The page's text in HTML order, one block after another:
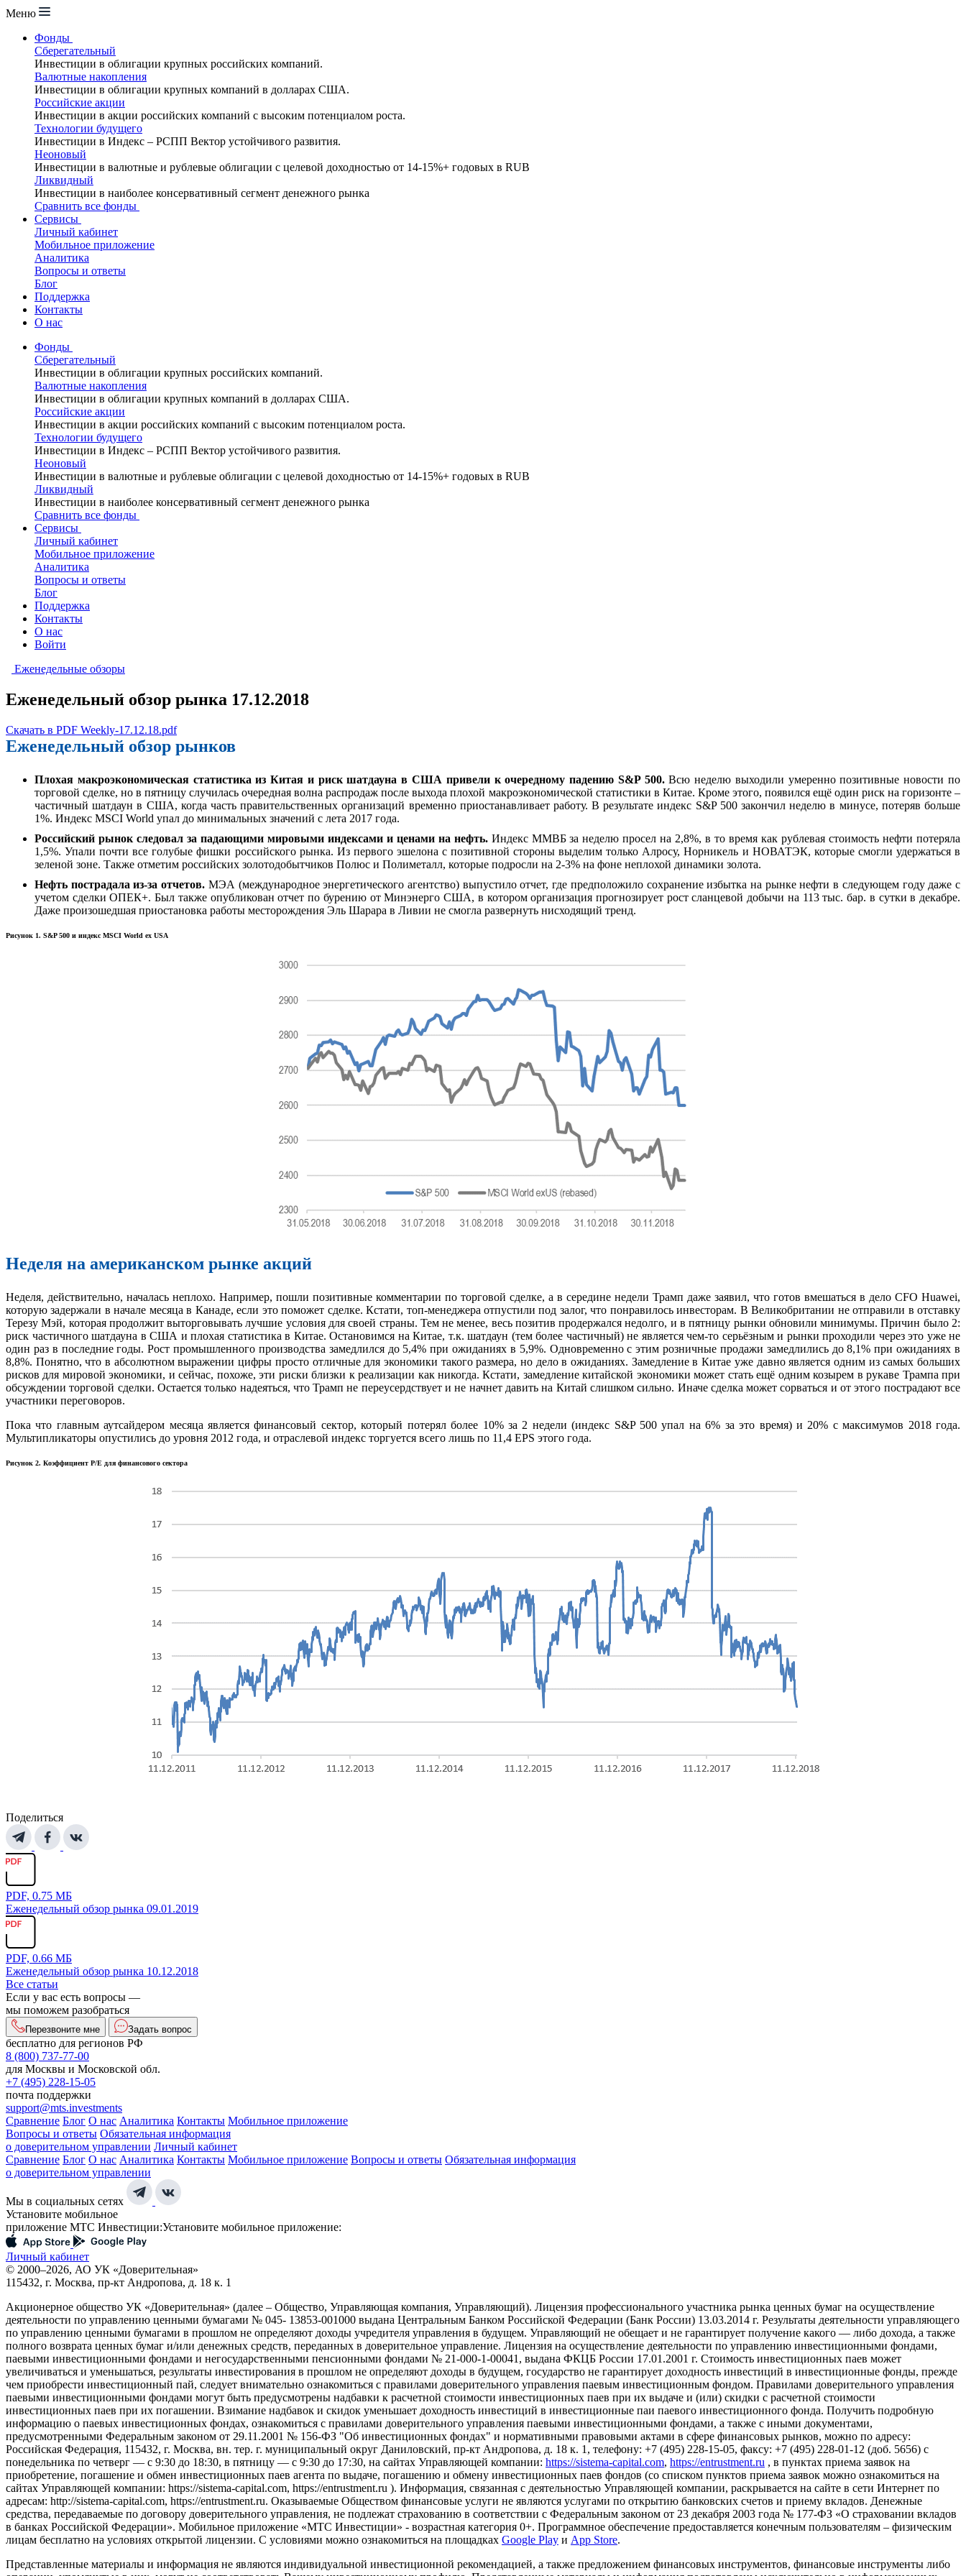
Меню
Фонды
Сберегательный
Инвестиции в облигации крупных российских компаний.
Валютные накопления
Инвестиции в облигации крупных компаний в долларах США.
Российские акции
Инвестиции в акции российских компаний с высоким потенциалом роста.
Технологии будущего
Инвестиции в Индекс – РСПП Вектор устойчивого развития.
Неоновый
Инвестиции в валютные и рублевые облигации с целевой доходностью от 14-15%+ годовых в RUB
Ликвидный
Инвестиции в наиболее консервативный сегмент денежного рынка
Сравнить все фонды
Сервисы
Личный кабинет
Мобильное приложение
Аналитика
Вопросы и ответы
Блог
Поддержка
Контакты
О нас
Фонды
Сберегательный
Инвестиции в облигации крупных российских компаний.
Валютные накопления
Инвестиции в облигации крупных компаний в долларах США.
Российские акции
Инвестиции в акции российских компаний с высоким потенциалом роста.
Технологии будущего
Инвестиции в Индекс – РСПП Вектор устойчивого развития.
Неоновый
Инвестиции в валютные и рублевые облигации с целевой доходностью от 14-15%+ годовых в RUB
Ликвидный
Инвестиции в наиболее консервативный сегмент денежного рынка
Сравнить все фонды
Сервисы
Личный кабинет
Мобильное приложение
Аналитика
Вопросы и ответы
Блог
Поддержка
Контакты
О нас
Войти
Еженедельные обзоры
Еженедельный обзор рынка 17.12.2018
Скачать в PDF Weekly-17.12.18.pdf
Еженедельный обзор рынков
Плохая макроэкономическая статистика из Китая и риск шатдауна в США привели к очередному падению S&P 500.Всю неделю выходили умеренно позитивные новости по
торговой сделке, но в пятницу случилась очередная волна распродаж после выхода плохой макроэкономической статистики в Китае. Кроме этого, появился ещё один риск на горизонте –
частичный шатдаун в США, когда часть правительственных организаций временно приостанавливает работу. В результате индекс S&P 500 закончил неделю в минусе, потеряв больше
1%. Индекс MSCI World упал до минимальных значений с лета 2017 года.
Российский рынок следовал за падающими мировыми индексами и ценами на нефть. Индекс ММВБ за неделю просел на 2,8%, в то время как рублевая стоимость нефти потеряла
1,5%. Упали почти все голубые фишки российского рынка. Из первого эшелона с позитивной стороны выделим только Алросу, Норникель и НОВАТЭК, которые смогли удержаться в
зеленой зоне. Также отметим российских золотодобытчиков Полюс и Полиметалл, которые подросли на 2-3% на фоне неплохой динамики золота.
Нефть пострадала из-за отчетов. МЭА (международное энергетического агентство) выпустило отчет, где предположило сохранение избытка на рынке нефти в следующем году даже с
учетом сделки ОПЕК+. Был также опубликован отчет по бурению от Минэнерго США, в котором организация прогнозирует рост сланцевой добычи на 113 тыс. бар. в сутки в декабре.
Даже произошедшая приостановка работы месторождения Эль Шарара в Ливии не смогла развернуть нисходящий тренд.
Рисунок 1. S&P 500 и индекс MSCI World ex USA
Неделя на американском рынке акций
Неделя, действительно, началась неплохо. Например, пошли позитивные комментарии по торговой сделке, а в середине недели Трамп даже заявил, что готов вмешаться в дело CFO Huawei,
которую задержали в начале месяца в Канаде, если это поможет сделке. Кстати, топ-менеджера отпустили под залог, что понравилось инвесторам. В Великобритании не отправили в отставку
Терезу Мэй, которая продолжит выторговывать лучшие условия для своей страны. Тем не менее, весь позитив продержался недолго, и в пятницу рынки обновили минимумы. Причин было 2:
риск частичного шатдауна в США и плохая статистика в Китае. Остановимся на Китае, т.к. шатдаун (тем более частичный) не является чем-то серьёзным и рынки проходили через это уже не
один раз в последние годы. Рост промышленного производства замедлился до 5,4% при ожиданиях в 5,9%. Одновременно с этим розничные продажи замедлились до 8,1% при ожиданиях в
8,8%. Понятно, что в абсолютном выражении цифры просто отличные для экономики такого размера, но дело в ожиданиях. Замедление в Китае уже давно является одним из самых больших
рисков для мировой экономики, и сейчас, похоже, эти риски близки к реализации как никогда. Кстати, замедление китайской экономики может стать ещё одним козырем в рукаве Трампа при
обсуждении торговой сделки. Остается только надеяться, что Трамп не переусердствует и не начнет давить на Китай слишком сильно. Иначе сделка может сорваться и от этого пострадают все
участники переговоров.
Пока что главным аутсайдером месяца является финансовый сектор, который потерял более 10% за 2 недели (индекс S&P 500 упал на 6% за это время) и 20% с максимумов 2018 года.
Мультипликаторы опустились до уровня 2012 года, и отраслевой индекс торгуется всего лишь по 11,4 EPS этого года.
Рисунок 2. Коэффициент P/E для финансового сектора
Поделиться
PDF, 0.75 МБ
Еженедельный обзор рынка 09.01.2019
PDF, 0.66 МБ
Еженедельный обзор рынка 10.12.2018
Все статьи
Если у вас есть вопросы —
мы поможем разобраться
Перезвоните мне Задать вопрос
бесплатно для регионов РФ
8 (800) 737-77-00
для Москвы и Московской обл.
+7 (495) 228-15-05
почта поддержки
support@mts.investments
Сравнение Блог О нас Аналитика Контакты Мобильное приложение
Вопросы и ответы Обязательная информация
о доверительном управлении Личный кабинет
Сравнение Блог О нас Аналитика Контакты Мобильное приложение Вопросы и ответы Обязательная информация
о доверительном управлении
Мы в социальных сетях
Установите мобильное
приложение МТС Инвестиции:Установите мобильное приложение:
Личный кабинет
© 2000–2026, АО УК «Доверительная»
115432, г. Москва, пр-кт Андропова, д. 18 к. 1
Акционерное общество УК «Доверительная» (далее – Общество, Управляющая компания, Управляющий). Лицензия профессионального участника рынка ценных бумаг на осуществление
деятельности по управлению ценными бумагами № 045- 13853-001000 выдана Центральным Банком Российской Федерации (Банк России) 13.03.2014 г. Результаты деятельности управляющего
по управлению ценными бумагами в прошлом не определяют доходы учредителя управления в будущем. Управляющий не обещает и не гарантирует получение какого — либо дохода, а также
полного возврата ценных бумаг и/или денежных средств, переданных в доверительное управление. Лицензия на осуществление деятельности по управлению инвестиционными фондами,
паевыми инвестиционными фондами и негосударственными пенсионными фондами № 21-000-1-00041, выдана ФКЦБ России 17.01.2001 г. Стоимость инвестиционных паев может
увеличиваться и уменьшаться, результаты инвестирования в прошлом не определяют доходы в будущем, государство не гарантирует доходность инвестиций в инвестиционные фонды, прежде
чем приобрести инвестиционный пай, следует внимательно ознакомиться с правилами доверительного управления паевым инвестиционным фондом. Правилами доверительного управления
паевыми инвестиционными фондами могут быть предусмотрены надбавки к расчетной стоимости инвестиционных паев при их выдаче и (или) скидки с расчетной стоимости
инвестиционных паев при их погашении. Взимание надбавок и скидок уменьшает доходность инвестиций в инвестиционные паи паевого инвестиционного фонда. Получить подробную
информацию о паевых инвестиционных фондах, ознакомиться с правилами доверительного управления паевыми инвестиционными фондами, а также с иными документами,
предусмотренными Федеральным законом от 29.11.2001 № 156-ФЗ "Об инвестиционных фондах" и нормативными правовыми актами в сфере финансовых рынков, можно по адресу:
Российская Федерация, 115432, г. Москва, вн. тер. г. муниципальный округ Даниловский, пр-кт Андропова, д. 18 к. 1, телефону: +7 (495) 228-15-05, факсу: +7 (495) 228-01-12 (доб. 5656) с
понедельника по четверг — c 9:30 до 18:30, в пятницу — с 9:30 до 17:30, на сайтах Управляющей компании: https://sistema-capital.com, https://entrustment.ru , в пунктах приема заявок на
приобретение, погашение и обмен инвестиционных паев агента по выдаче, погашению и обмену инвестиционных паев фондов (со списком пунктов приема заявок можно ознакомиться на
сайтах Управляющей компании: https://sistema-capital.com, https://entrustment.ru ). Информация, связанная с деятельностью Управляющей компании, раскрывается на сайте в сети Интернет по
адресам: http://sistema-capital.com, https://entrustment.ru. Оказываемые Обществом финансовые услуги не являются услугами по открытию банковских счетов и приему вкладов. Денежные
средства, передаваемые по договору доверительного управления, не подлежат страхованию в соответствии с Федеральным законом от 23 декабря 2003 года № 177-ФЗ «О страховании вкладов
в банках Российской Федерации». Мобильное приложение «МТС Инвестиции» - возрастная категория 0+. Программное обеспечение предоставляется конечным пользователям – физическим
лицам бесплатно на условиях открытой лицензии. С условиями можно ознакомиться на площадках Google Play и App Store.
Представленные материалы и информация не являются индивидуальной инвестиционной рекомендацией, а также предложением финансовых инструментов, финансовые инструменты либо